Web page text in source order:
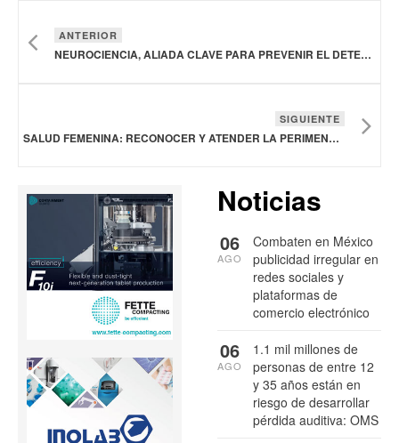
ANTERIOR
NEUROCIENCIA, ALIADA CLAVE PARA PREVENIR EL DETERIORO COGNITIVO Y MEJOR LA CALIDAD DE VIDA
SIGUIENTE
SALUD FEMENINA: RECONOCER Y ATENDER LA PERIMENOPAUSIA OPORTUNAMENTE
Noticias
Combaten en México
publicidad irregular en
redes sociales y
plataformas de
comercio electrónico
06
AGO
1.1 mil millones de
personas de entre 12
y 35 años están en
riesgo de desarrollar
pérdida auditiva: OMS
06
AGO